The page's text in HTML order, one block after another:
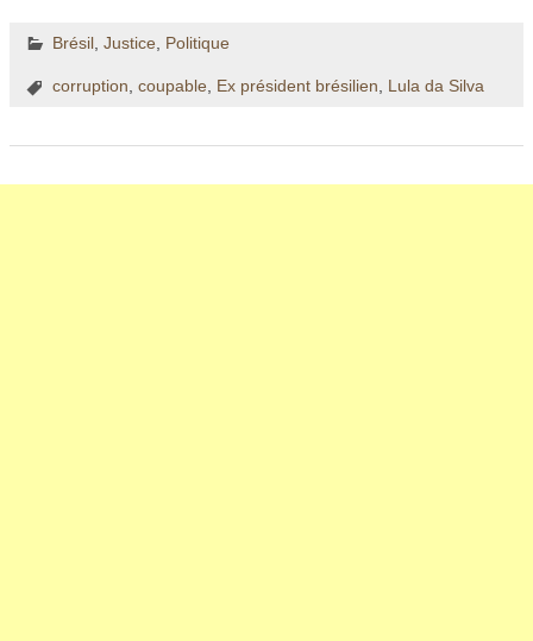
Brésil, Justice Politique
corruption coupable Ex président brésilien Lula da Silva